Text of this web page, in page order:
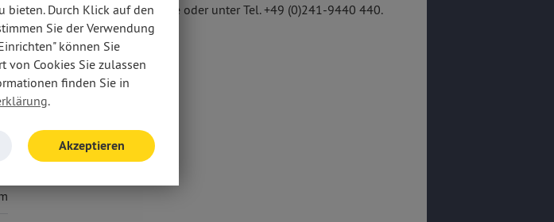
Sie unter www.thuellen.de oder unter Tel. +49 (0)241-9440 440.
bieten. Durch Klick auf den
Sie der Verwendung
können Sie
von Cookies Sie zulassen
finden Sie in
.
Akzeptieren